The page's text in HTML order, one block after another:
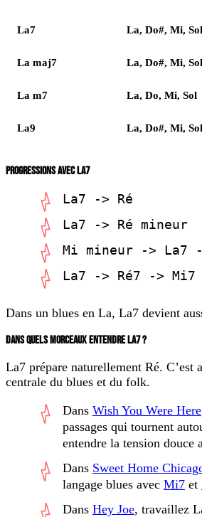
La7 La, Do#, Mi, Sol
La maj7 La, Do#, Mi,
La m7 La, Do, Mi, Sol
La9 La, Do#, Mi,
PROGRESSIONS AVEC LA7
La7 -> Ré
La7 -> Ré mineur
Mi mineur -> La7 -
La7 -> Ré7 -> Mi7
Dans un blues en La, La7 devient
DANS QUELS MORCEAUX ENTENDRE LA7 ?
La7 prépare naturellement Ré. C’est
centrale du blues et du folk.
Dans Wish You Were Here
passages qui tournent
entendre la tension douce
Dans Sweet Home
langage blues avec Mi7 et
Dans Hey Joe, travaillez